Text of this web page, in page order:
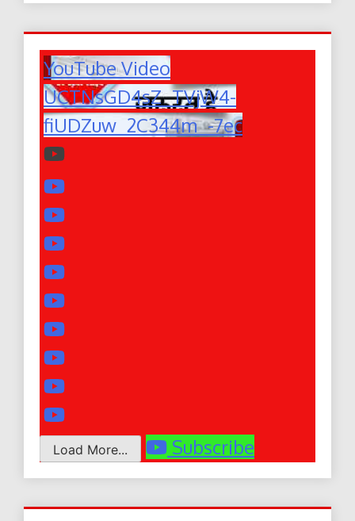
YouTube Video
UCTNsGD4sZ_TVjW4-
fiUDZuw_2C344m_-7ec
Load More... Subscribe